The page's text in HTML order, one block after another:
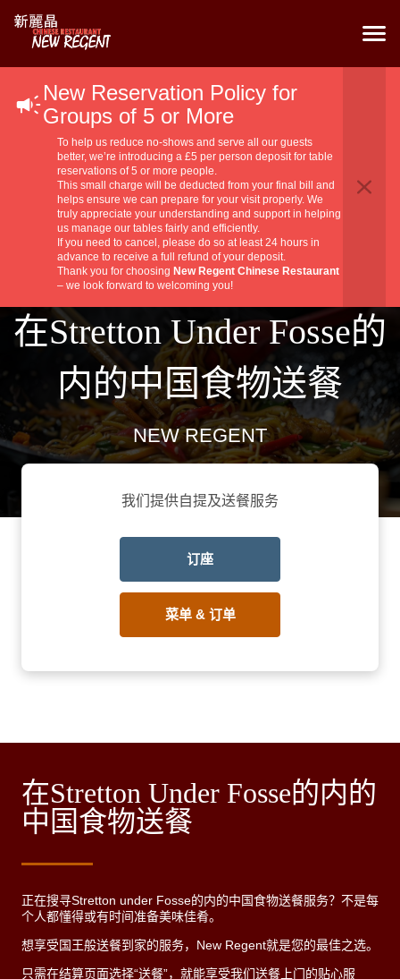
New Reservation Policy for
Groups of 5 or More
To help us reduce no-shows and serve all our guests
better, we’re introducing a £5 per person deposit for table
reservations of 5 or more people.
This small charge will be deducted from your final bill and
helps ensure we can prepare for your visit properly. We
truly appreciate your understanding and support in helping
us manage our tables fairly and efficiently.
If you need to cancel, please do so at least 24 hours in
advance to receive a full refund of your deposit.
Thank you for choosing New Regent Chinese Restaurant
– we look forward to welcoming you!
在Stretton Under Fosse的
内的中国食物送餐
NEW REGENT
我们提供自提及送餐服务
订座
菜单 & 订单
在Stretton Under Fosse的内的
中国食物送餐
正在搜寻Stretton under Fosse的内的中国食物送餐服务？不是每
个人都懂得或有时间准备美味佳肴。
想享受国王般送餐到家的服务，New Regent就是您的最佳之选。
只需在结算页面选择“送餐”，就能享受我们送餐上门的贴心服